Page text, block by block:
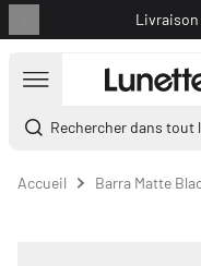
Livraison
Rechercher dans tout
Accueil Barra Matte